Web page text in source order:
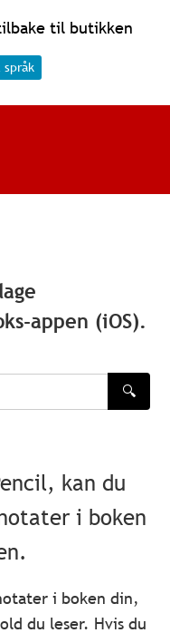
til butikken
appen (iOS).
🔍
kan du
i boken
i boken din,
du leser. Hvis du